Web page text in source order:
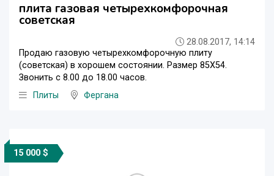
плита газовая четырехкомфорочная
советская
28.08.2017, 14:14
Продаю газовую четырехкомфорочную плиту
(советская) в хорошем состоянии. Размер 85Х54.
Звонить с 8.00 до 18.00 часов.
Плиты
Фергана
15 000 $